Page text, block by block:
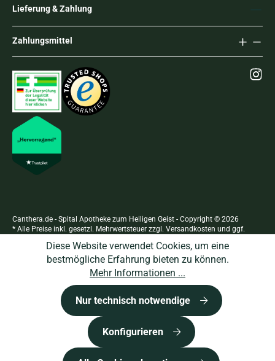
Lieferung & Zahlung
Zahlungsmittel
Canthera.de - Spital Apotheke zum Heiligen Geist - Copyright © 2026
* Alle Preise inkl. gesetzl. Mehrwertsteuer zzgl. Versandkosten und ggf.
Diese Website verwendet Cookies, um eine
bestmögliche Erfahrung bieten zu können.
Mehr Informationen ...
Nur technisch notwendige
Konfigurieren